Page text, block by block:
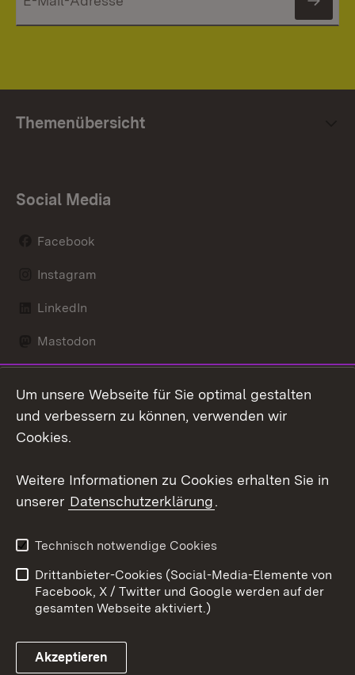
Themenübersicht
Social Media
Facebook
Instagram
LinkedIn
Mastodon
X / Twitter
Youtube
Link zum Landesportal
Kontakt
Datenschutz
Barrierefreiheit
Impressum Cookies
Um unsere Webseite für Sie optimal gestalten
und verbessern zu können, verwenden wir
Cookies.
Weitere Informationen zu Cookies erhalten Sie in
unserer Datenschutzerklärung.
Technisch notwendige Cookies
Drittanbieter-Cookies (Social-Media-Elemente von
Facebook, X / Twitter und Google werden auf der
gesamten Webseite aktiviert.)
Akzeptieren